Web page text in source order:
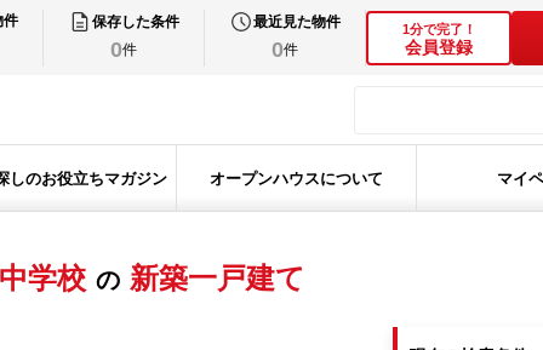
件 保存した条件
0件
最近見た物件
0件
1分で完了！
会員登録
しのお役立ちマガジン オープンハウスについて マイ
学校 の 新築一戸建て